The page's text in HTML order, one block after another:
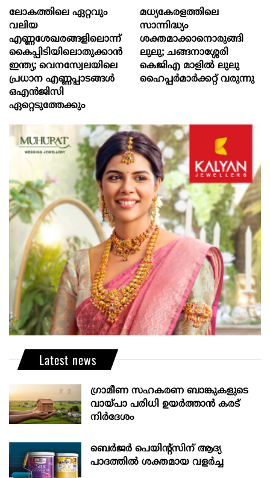
ലോകത്തിലെ ഏറ്റവും
വലിയ
എണ്ണശേഖരങ്ങളിലൊന്ന്
കൈപ്പിടിയിലൊതുക്കാന്‍
ഇന്ത്യ; വെനസ്വേലയിലെ
പ്രധാന എണ്ണപ്പാടങ്ങള്‍
ഒഎന്‍ജിസി
ഏറ്റെടുത്തേക്കും
മധ്യകേരളത്തിലെ
സാന്നിദ്ധ്യം
ശക്തമാക്കാനൊരുങ്ങി
ലുലു; ചങ്ങനാശ്ശേരി
കെജിഎ മാളിൽ ലുലു
ഹൈപ്പർമാർക്കറ്റ് വരുന്നു
Latest news
ഗ്രാമീണ സഹകരണ ബാങ്കുകളുടെ
വായ്പാ പരിധി ഉയർത്താൻ കരട്
നിർദേശം
ബെർജർ പെയിന്റ്സിന് ആദ്യ
പാദത്തിൽ ശക്തമായ വളർച്ച